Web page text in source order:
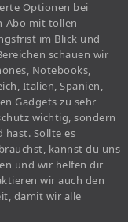
Optionen bei
Abo mit tollen
im Blick und
schauen wir
Notebooks,
Italien, Spanien,
Gadgets zu sehr
wichtig, sondern
hast. Sollte es
kannst du uns
und wir helfen dir
wir auch den
damit wir alle